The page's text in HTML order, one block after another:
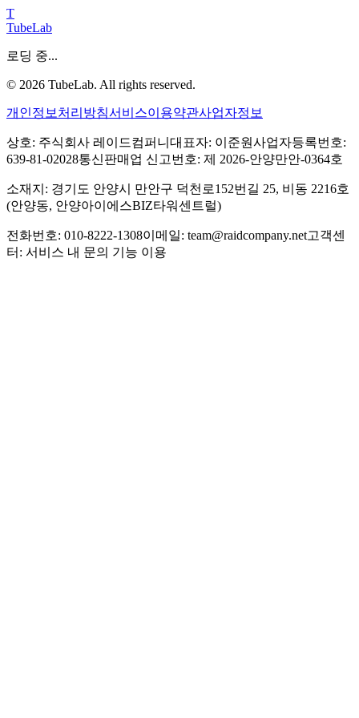
T
TubeLab
로딩 중...
© 2026 TubeLab. All rights reserved.
개인정보처리방침서비스이용약관사업자정보
상호: 주식회사 레이드컴퍼니 대표자: 이준원사업자등록번호:
639-81-02028통신판매업 신고번호: 제 2026-안양만안-0364호
소재지: 경기도 안양시 만안구 덕천로152번길 25, 비동 2216호
(안양동, 안양아이에스BIZ타워센트럴)
전화번호: 010-8222-1308이메일: team@raidcompany.net고객센
터: 서비스 내 문의 기능 이용